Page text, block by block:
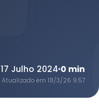
17 Julho 2024 0 min
Atualizado em 18/3/26 9:57